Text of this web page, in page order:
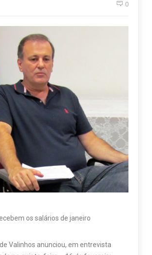
0
os salários de janeiro
Valinhos anunciou, em entrevista